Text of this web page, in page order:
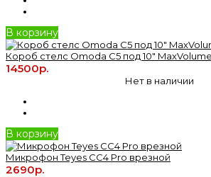
В корзину
Короб стелс Omoda C5 под 10"
14500р.
Нет в наличии
В корзину
Микрофон Teyes CC4 Pro врезной
2690р.